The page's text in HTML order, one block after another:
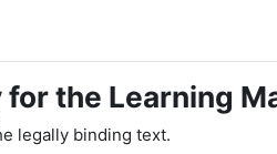
for the Learning
legally binding text.